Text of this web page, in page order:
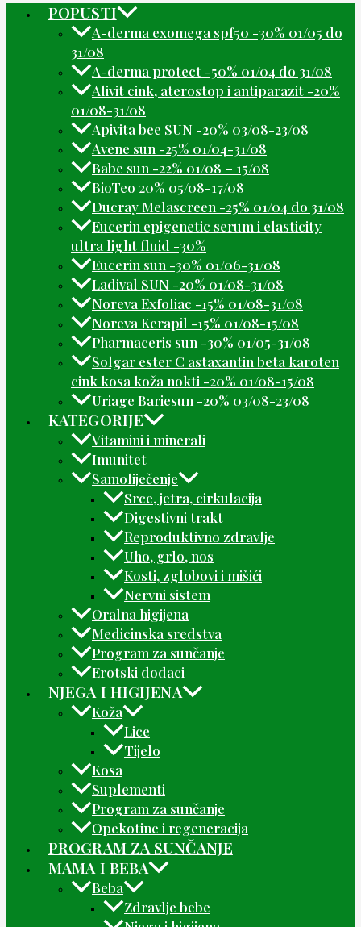
POPUSTI
A-derma exomega spf50 -30% 01/05 do
31/08
A-derma protect -50% 01/04 do 31/08
Alivit cink, aterostop i antiparazit -20%
01/08-31/08
Apivita bee SUN -20% 03/08-23/08
Avene sun -25% 01/04-31/08
Babe sun -22% 01/08 – 15/08
BioTeo 20% 05/08-17/08
Ducray Melascreen -25% 01/04 do 31/08
Eucerin epigenetic serum i elasticity
ultra light fluid -30%
Eucerin sun -30% 01/06-31/08
Ladival SUN -20% 01/08-31/08
Noreva Exfoliac -15% 01/08-31/08
Noreva Kerapil -15% 01/08-15/08
Pharmaceris sun -30% 01/05-31/08
Solgar ester C astaxantin beta karoten
cink kosa koža nokti -20% 01/08-15/08
Uriage Bariesun -20% 03/08-23/08
KATEGORIJE
Vitamini i minerali
Imunitet
Samoliječenje
Srce, jetra, cirkulacija
Digestivni trakt
Reproduktivno zdravlje
Uho, grlo, nos
Kosti, zglobovi i mišići
Nervni sistem
Oralna higijena
Medicinska sredstva
Program za sunčanje
Erotski dodaci
NJEGA I HIGIJENA
Koža
Lice
Tijelo
Kosa
Suplementi
Program za sunčanje
Opekotine i regeneracija
PROGRAM ZA SUNČANJE
MAMA I BEBA
Beba
Zdravlje bebe